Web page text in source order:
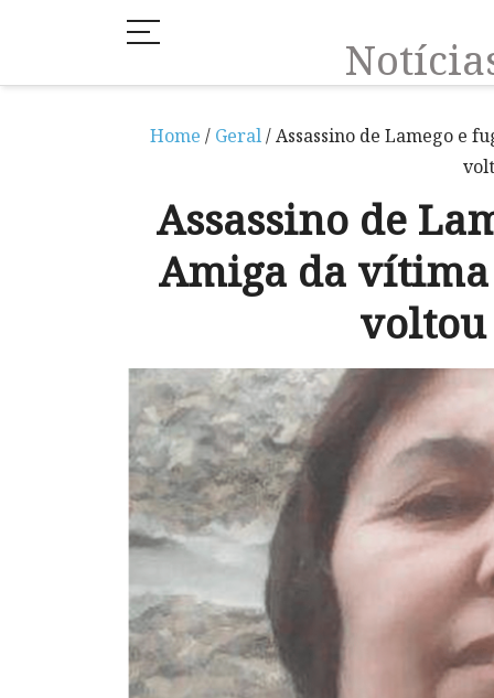
Home / Geral/ Assassino de Lamego e
Assassino de
Amiga da vítima